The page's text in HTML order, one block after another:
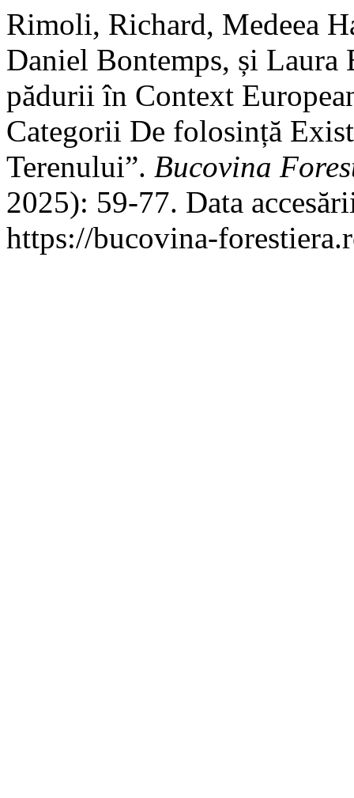
Rimoli, Richard, Medeea
Daniel Bontemps, și
pădurii în Context
Categorii De folosință
Terenului”. Bucovina
2025): 59-77. Data
https://bucovina-